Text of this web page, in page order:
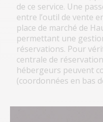
de ce service. Une
entre l’outil de vente
place de marché de
permettant une
réservations. Pour
centrale de
hébergeurs peuvent
(coordonnées en bas